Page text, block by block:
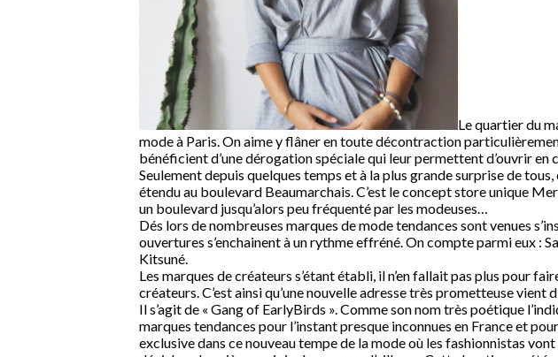
Le quartier du
mode à Paris. On aime y flâner en toute décontraction
bénéficient d’une dérogation spéciale qui leur permettent d’ouvrir en
Seulement depuis quelques temps et à la plus grande surprise de
étendu au boulevard Beaumarchais. C’est le concept store unique
un boulevard jusqu’alors peu fréquenté par les modeuses…
Dés lors de nombreuses marques de mode tendances sont venues
ouvertures s’enchainent à un rythme effréné. On compte parmi eux :
Kitsuné.
Les marques de créateurs s’étant établi, il n’en fallait pas plus pour
créateurs. C’est ainsi qu’une nouvelle adresse très prometteuse vient
Il s’agit de « Gang of EarlyBirds ». Comme son nom très poétique
marques tendances pour l’instant presque inconnues en France et
exclusive dans ce nouveau tempe de la mode où les fashionnistas